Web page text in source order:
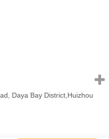
Daya Bay District,Huizhou